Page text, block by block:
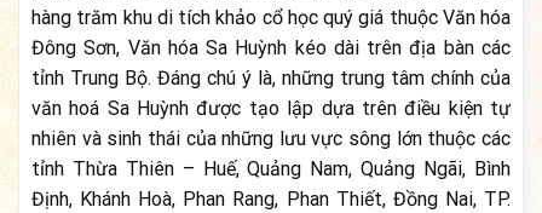
hàng trăm khu di tích khảo cổ học quý giá thuộc Văn hóa
Đông Sơn, Văn hóa Sa Huỳnh kéo dài trên địa bàn các
tỉnh Trung Bộ. Đáng chú ý là, những trung tâm chính của
văn hoá Sa Huỳnh được tạo lập dựa trên điều kiện tự
nhiên và sinh thái của những lưu vực sông lớn thuộc các
tỉnh Thừa Thiên – Huế, Quảng Nam, Quảng Ngãi, Bình
Định, Khánh Hoà, Phan Rang, Phan Thiết, Đồng Nai, TP.